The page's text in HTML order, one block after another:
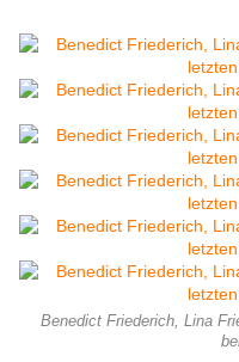
Benedict Friederich, Lina